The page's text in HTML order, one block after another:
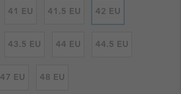
41 EU 41.5 EU 42 EU
43.5 EU 44 EU 44.5 EU
47 EU 48 EU